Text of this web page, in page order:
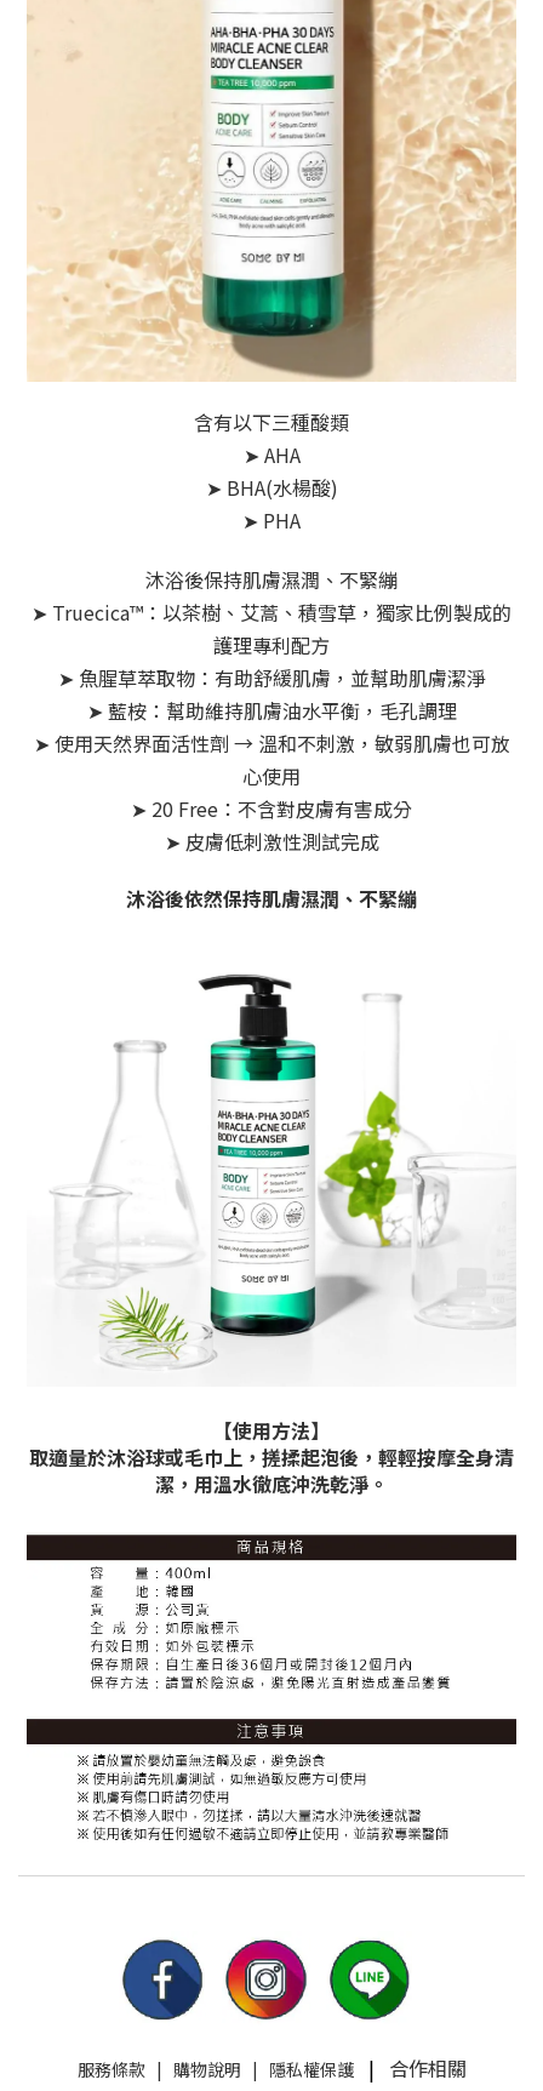
含有以下三種酸類
➤ AHA
➤ BHA(水楊酸)
➤ PHA
沐浴後保持肌膚濕潤、不緊繃
➤ Truecica™：以茶樹、艾蒿、積雪草，獨家比例製成的
護理專利配方
➤ 魚腥草萃取物：有助舒緩肌膚，並幫助肌膚潔淨
➤ 藍桉：幫助維持肌膚油水平衡，毛孔調理
➤ 使用天然界面活性劑 → 溫和不刺激，敏弱肌膚也可放
心使用
➤ 20 Free：不含對皮膚有害成分
➤ 皮膚低刺激性測試完成
沐浴後依然保持肌膚濕潤、不緊繃
【使用方法】
取適量於沐浴球或毛巾上，搓揉起泡後，輕輕按摩全身清
潔，用溫水徹底沖洗乾淨。
服務條款| 購物說明 | 隱私權保護| 合作相關